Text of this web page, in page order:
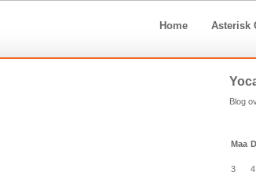
Home Asterisk
Blog
Maa
3
4